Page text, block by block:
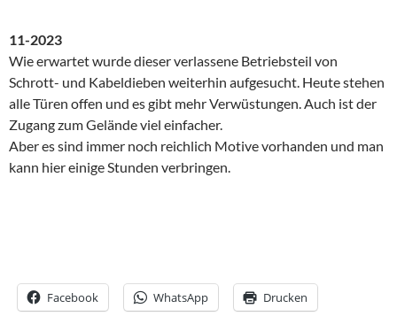
11-2023
Wie erwartet wurde dieser verlassene Betriebsteil von
Schrott- und Kabeldieben weiterhin aufgesucht. Heute stehen
alle Türen offen und es gibt mehr Verwüstungen. Auch ist der
Zugang zum Gelände viel einfacher.
Aber es sind immer noch reichlich Motive vorhanden und man
kann hier einige Stunden verbringen.
Facebook WhatsApp Drucken